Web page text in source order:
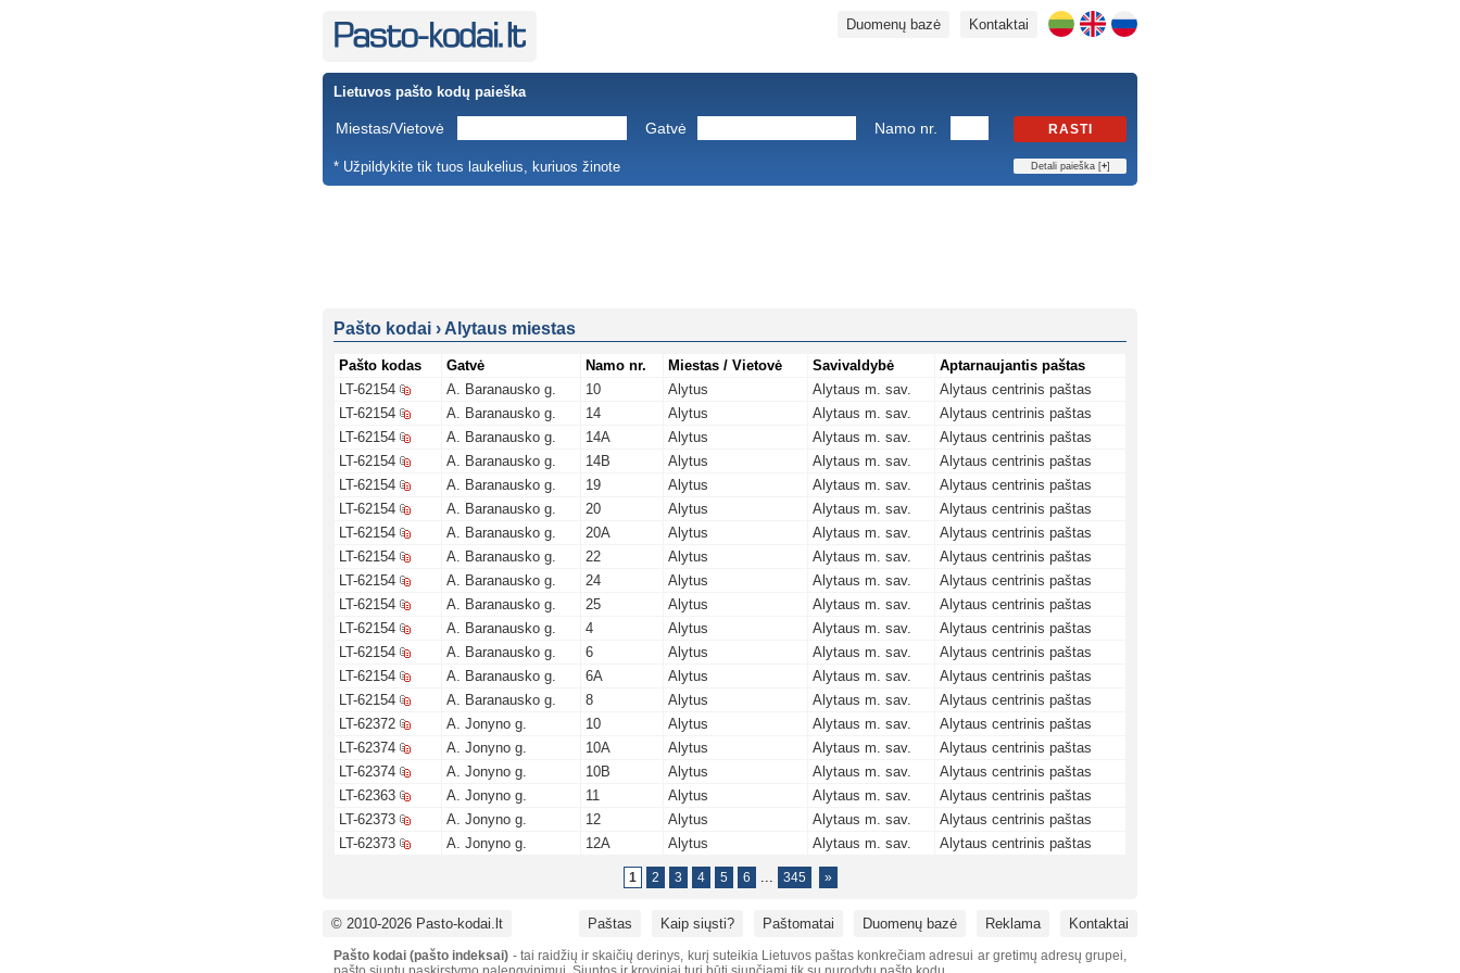
Kontaktai
Duomenų bazė
Lietuvos pašto kodų paieška
Miestas/Vietovė Gatvė Namo nr. RASTI
* Užpildykite tik tuos laukelius, kuriuos žinote Detali paieška [+]
Pašto kodai › Alytaus miestas
Pašto kodas Gatvė Namo nr. Miestas / Vietovė Savivaldybė
Aptarnaujantis paštas
LT-62154
A. Baranausko g. 10 Alytus Alytaus m. sav.
Alytaus centrinis paštas
LT-62154
A. Baranausko g. 14 Alytus Alytaus m. sav.
Alytaus centrinis paštas
LT-62154
A. Baranausko g. 14A Alytus Alytaus m. sav.
Alytaus centrinis paštas
LT-62154
A. Baranausko g. 14B Alytus Alytaus m. sav.
Alytaus centrinis paštas
LT-62154
A. Baranausko g. 19 Alytus Alytaus m. sav.
Alytaus centrinis paštas
LT-62154
A. Baranausko g. 20 Alytus Alytaus m. sav.
Alytaus centrinis paštas
LT-62154
A. Baranausko g. 20A Alytus Alytaus m. sav.
Alytaus centrinis paštas
LT-62154
A. Baranausko g. 22 Alytus Alytaus m. sav.
Alytaus centrinis paštas
LT-62154
A. Baranausko g. 24 Alytus Alytaus m. sav.
Alytaus centrinis paštas
LT-62154
A. Baranausko g. 25 Alytus Alytaus m. sav.
Alytaus centrinis paštas
LT-62154
A. Baranausko g. 4 Alytus Alytaus m. sav.
Alytaus centrinis paštas
LT-62154
A. Baranausko g. 6 Alytus Alytaus m. sav.
Alytaus centrinis paštas
LT-62154
A. Baranausko g. 6A Alytus Alytaus m. sav.
Alytaus centrinis paštas
LT-62154
A. Baranausko g. 8 Alytus Alytaus m. sav.
Alytaus centrinis paštas
LT-62372
A. Jonyno g. 10 Alytus Alytaus m. sav.
Alytaus centrinis paštas
LT-62374
A. Jonyno g. 10A Alytus Alytaus m. sav.
Alytaus centrinis paštas
LT-62374
A. Jonyno g. 10B Alytus Alytaus m. sav.
Alytaus centrinis paštas
LT-62363
A. Jonyno g. 11 Alytus Alytaus m. sav.
Alytaus centrinis paštas
LT-62373
A. Jonyno g. 12 Alytus Alytaus m. sav.
Alytaus centrinis paštas
LT-62373
A. Jonyno g. 12A Alytus Alytaus m. sav. Alytaus centrinis paštas
1 2 3 4 5 6 ... 345 »
© 2010-2026 Pasto-kodai.lt Paštas Kaip siųsti? Paštomatai Duomenų bazė Reklama Kontaktai
Pašto kodai (pašto indeksai) - tai raidžių ir skaičių derinys, kurį suteikia Lietuvos paštas konkrečiam adresui ar gretimų adresų grupei,